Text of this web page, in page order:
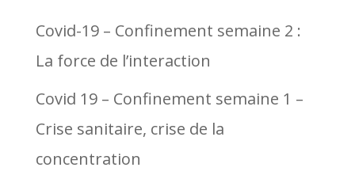
Covid-19 – Confinement semaine 2 :
La force de l’interaction
Covid 19 – Confinement semaine 1 –
Crise sanitaire, crise de la
concentration